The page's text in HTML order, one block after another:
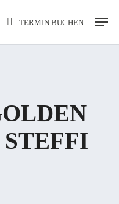
TERMIN BUCHEN
Menu